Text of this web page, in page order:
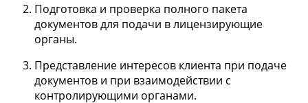
Подготовка и проверка полного пакета
документов для подачи в лицензирующие
органы.
Представление интересов клиента при подаче
документов и при взаимодействии с
контролирующими органами.